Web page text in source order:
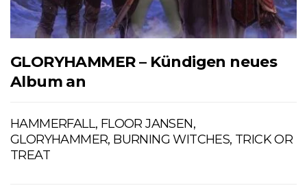
GLORYHAMMER – Kündigen neues
Album an
HAMMERFALL, FLOOR JANSEN,
GLORYHAMMER, BURNING WITCHES, TRICK OR
TREAT